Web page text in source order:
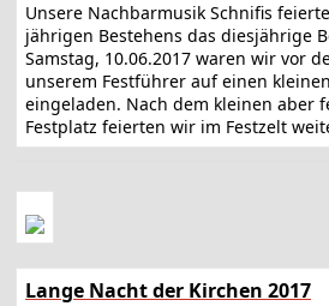
Unsere Nachbarmusik Schnifis
jährigen Bestehens das diesjährige
Samstag, 10.06.2017 waren wir vor
unserem Festführer auf einen
eingeladen. Nach dem kleinen aber
Festplatz feierten wir im Festzelt
Lange Nacht der Kirchen 2017